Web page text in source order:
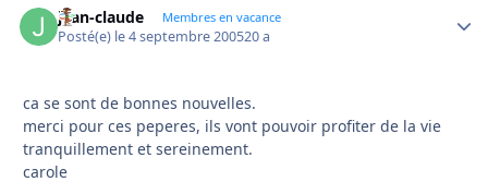
jean-claude Membres en vacance
Posté(e) le 4 septembre 200520 a
ca se sont de bonnes nouvelles.
merci pour ces peperes, ils vont pouvoir profiter de la vie
tranquillement et sereinement.
carole